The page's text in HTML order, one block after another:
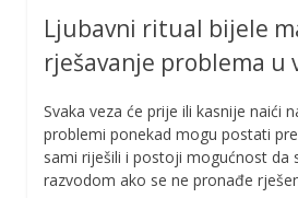
Ljubavni ritual bijele
rješavanje problema u
Svaka veza će prije ili kasnije naići
problemi ponekad mogu postati
sami riješili i postoji mogućnost da
razvodom ako se ne pronađe